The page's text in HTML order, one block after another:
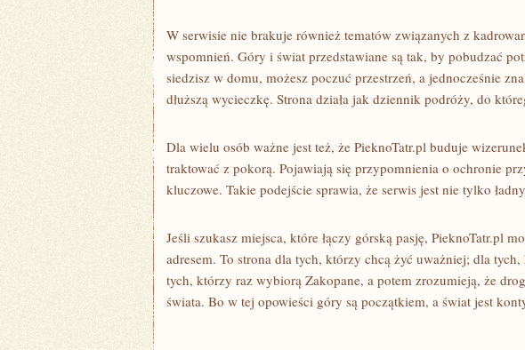
W serwisie nie brakuje również tematów związanych z
wspomnień. Góry i świat przedstawiane są tak, by pobudzać
siedzisz w domu, możesz poczuć przestrzeń, a jednocześnie
dłuższą wycieczkę. Strona działa jak dziennik podróży, do
Dla wielu osób ważne jest też, że PieknoTatr.pl buduje
traktować z pokorą. Pojawiają się przypomnienia o ochronie
kluczowe. Takie podejście sprawia, że serwis jest nie tylko
Jeśli szukasz miejsca, które łączy górską pasję, PieknoTatr.pl
adresem. To strona dla tych, którzy chcą żyć uważniej; dla
tych, którzy raz wybiorą Zakopane, a potem zrozumieją, że
świata. Bo w tej opowieści góry są początkiem, a świat jest